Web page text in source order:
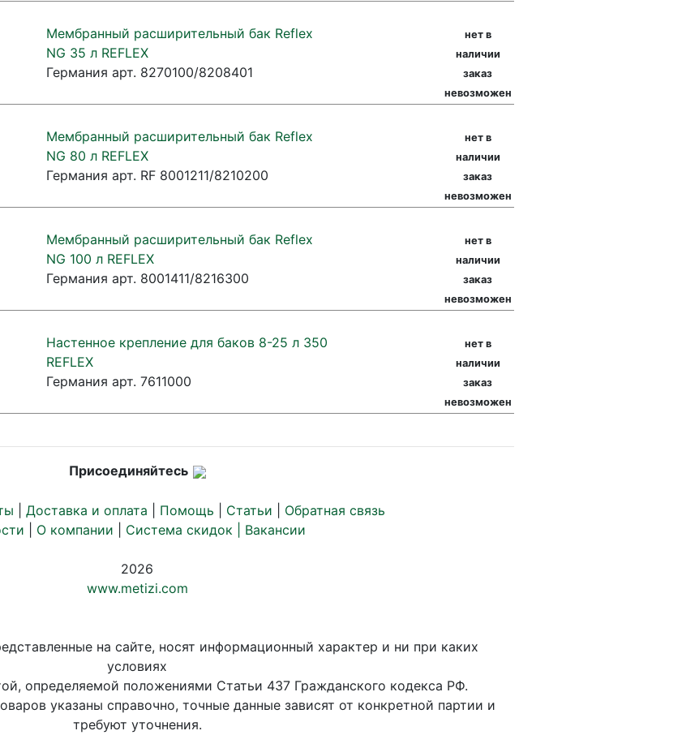
Мембранный расширительный бак Reflex
NG 35 л REFLEX
Германия арт. 8270100/8208401
нет в
наличии
заказ
невозможен
Мембранный расширительный бак Reflex
NG 80 л REFLEX
Германия арт. RF 8001211/8210200
нет в
наличии
заказ
невозможен
Мембранный расширительный бак Reflex
NG 100 л REFLEX
Германия арт. 8001411/8216300
нет в
наличии
заказ
невозможен
Настенное крепление для баков 8-25 л 350
REFLEX
Германия арт. 7611000
нет в
наличии
заказ
невозможен
Присоединяйтесь
Доставка и оплата Помощь Статьи
Обратная связь
О компании Система скидок | Вакансии
2026
www.metizi.com
на сайте, носят информационный характер и ни при каких
условиях
определяемой положениями Статьи 437 Гражданского кодекса РФ.
указаны справочно, точные данные зависят от конкретной партии и
требуют уточнения.